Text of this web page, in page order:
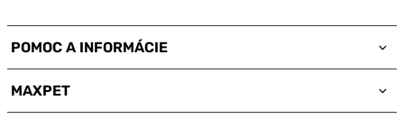
POMOC A INFORMÁCIE
MAXPET